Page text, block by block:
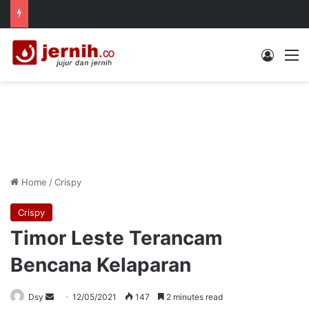
Log In
Home /Crispy
Crispy
Timor Leste Terancam
Bencana Kelaparan
Dsy
Send12/05/2021 147 2 minutes read